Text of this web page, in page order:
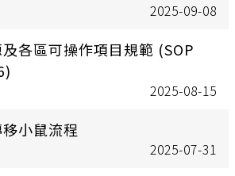
2025-09-08
各區可操作項目規範 (SOP
2025-08-15
小鼠流程
2025-07-31